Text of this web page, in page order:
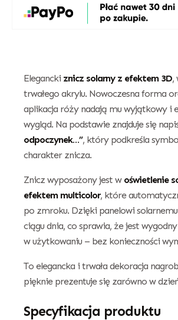
Elegancki znicz solarny z efektem 3D,
trwałego akrylu. Nowoczesna forma
aplikacja róży nadają mu wyjątkowy i
wygląd. Na podstawie znajduje się
odpoczynek…”, który podkreśla
charakter znicza.
Znicz wyposażony jest w oświetlenie
efektem multicolor, które
po zmroku. Dzięki panelowi solarnemu
ciągu dnia, co sprawia, że jest
w użytkowaniu – bez konieczności
To elegancka i trwała dekoracja
pięknie prezentuje się zarówno w
Specyfikacja produktu